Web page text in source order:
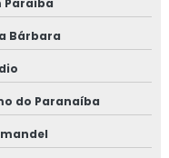
Paraíba
Bárbara
do Paranaíba